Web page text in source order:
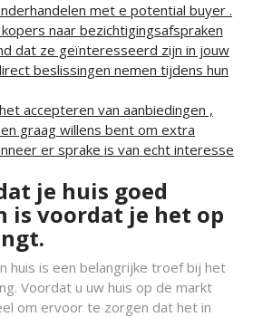
met e potential buyer .
naar bezichtigingsafspraken
dat ze geïnteresseerd zijn in jouw
beslissingen nemen tijdens hun
accepteren van aanbiedingen ,
graag willens bent om extra
er sprake is van echt interesse
je huis goed
is voordat je het op
huis is een belangrijke troef bij het
Voordat u uw huis op de markt
om ervoor te zorgen dat het in